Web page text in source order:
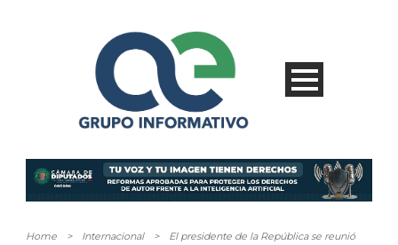
Home > Internacional >
El presidente de la República se reunió